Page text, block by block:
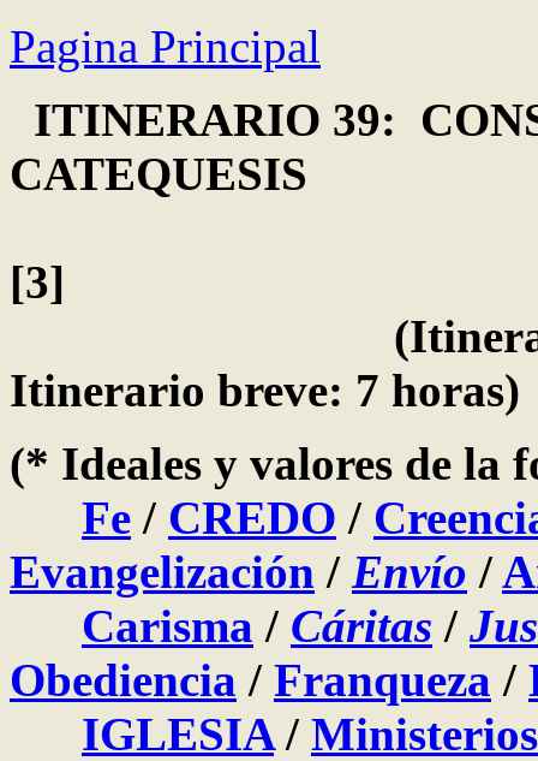
Pagina Principal
ITINERARIO 39:
CATEQUESIS
[3]
(Itinerario
Itinerario breve: 7 horas)
(* Ideales y valores de la
Fe / CREDO /
Evangelización / Envío /
Carisma / Cáritas /
Obediencia / Franqueza /
IGLESIA/ Ministerios